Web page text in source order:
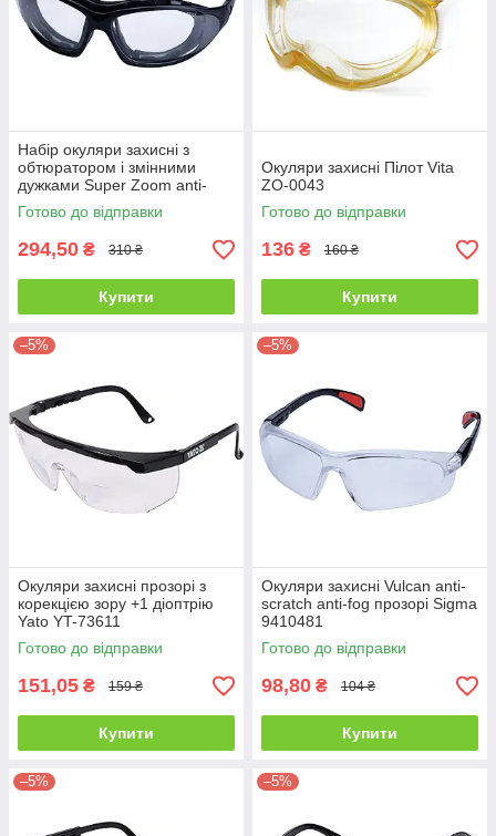
Набір окуляри захисні з
обтюратором і змінними
дужками Super Zoom anti-
scratch,anti-fog прозорі Sigma
9410911
Готово до відправки
294,50 ₴ 310 ₴
Купити
Окуляри захисні Пілот Vita
ZO-0043
Готово до відправки
136 ₴ 160 ₴
Купити
–5%
Окуляри захисні прозорі з
корекцією зору +1 діоптрію
Yato YT-73611
Готово до відправки
151,05 ₴ 159 ₴
Купити
–5%
Окуляри захисні Vulcan anti-
scratch anti-fog прозорі Sigma
9410481
Готово до відправки
98,80 ₴ 104 ₴
Купити
–5% –5%